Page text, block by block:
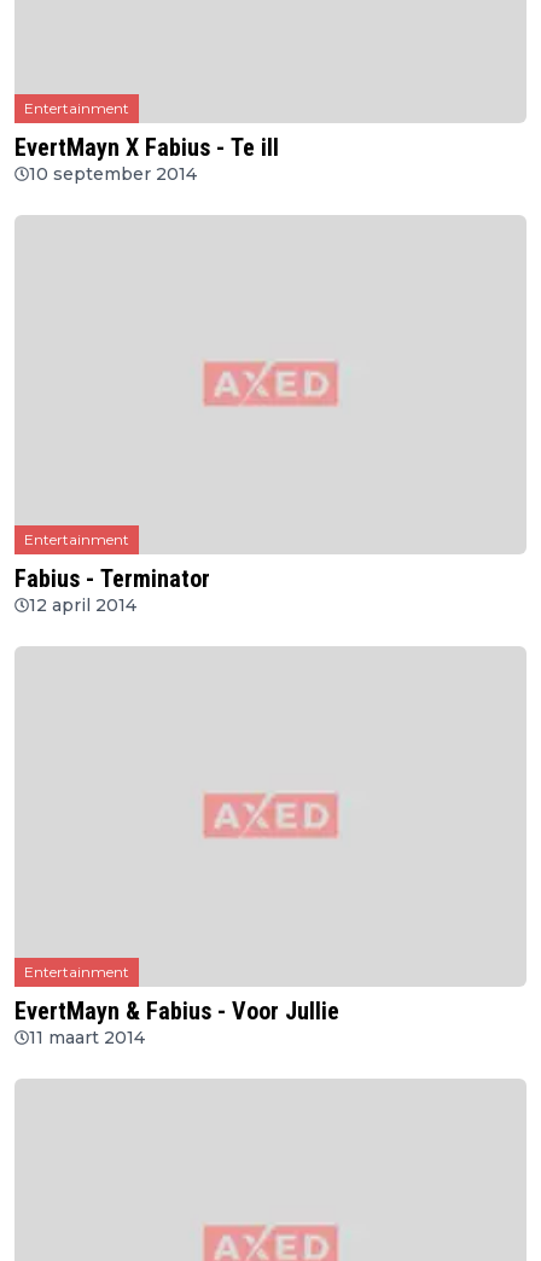
Entertainment
EvertMayn X Fabius - Te ill
10 september 2014
Entertainment
Fabius - Terminator
12 april 2014
Entertainment
EvertMayn & Fabius - Voor Jullie
11 maart 2014